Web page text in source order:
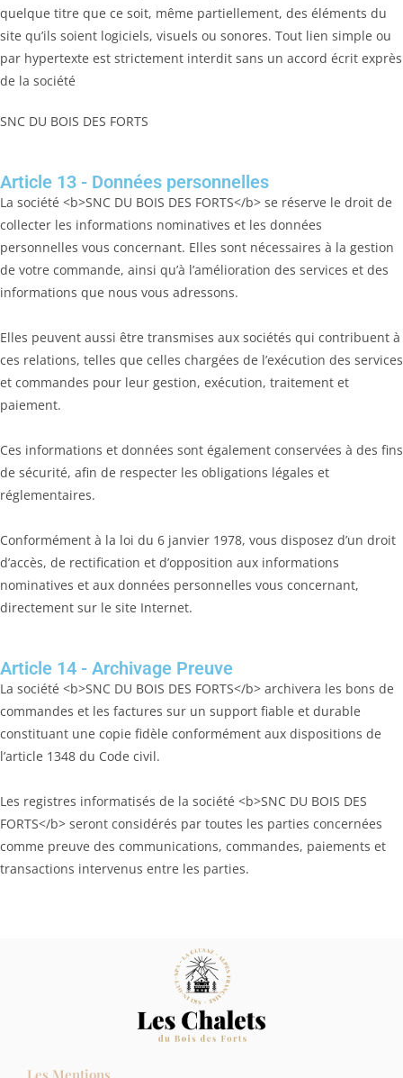
quelque titre que ce soit, même partiellement, des éléments du
site qu’ils soient logiciels, visuels ou sonores. Tout lien simple ou
par hypertexte est strictement interdit sans un accord écrit exprès
de la société
SNC DU BOIS DES FORTS
Article 13 - Données personnelles
La société <b>SNC DU BOIS DES FORTS</b> se réserve le droit de
collecter les informations nominatives et les données
personnelles vous concernant. Elles sont nécessaires à la gestion
de votre commande, ainsi qu’à l’amélioration des services et des
informations que nous vous adressons.
Elles peuvent aussi être transmises aux sociétés qui contribuent à
ces relations, telles que celles chargées de l’exécution des services
et commandes pour leur gestion, exécution, traitement et
paiement.
Ces informations et données sont également conservées à des fins
de sécurité, afin de respecter les obligations légales et
réglementaires.
Conformément à la loi du 6 janvier 1978, vous disposez d’un droit
d’accès, de rectification et d’opposition aux informations
nominatives et aux données personnelles vous concernant,
directement sur le site Internet.
Article 14 - Archivage Preuve
La société <b>SNC DU BOIS DES FORTS</b> archivera les bons de
commandes et les factures sur un support fiable et durable
constituant une copie fidèle conformément aux dispositions de
l’article 1348 du Code civil.
Les registres informatisés de la société <b>SNC DU BOIS DES
FORTS</b> seront considérés par toutes les parties concernées
comme preuve des communications, commandes, paiements et
transactions intervenus entre les parties.
Les Mentions